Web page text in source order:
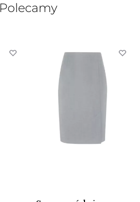
Polecamy